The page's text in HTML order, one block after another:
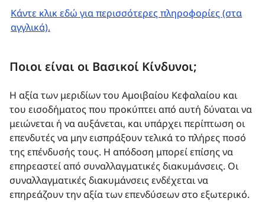
Κάντε κλικ εδώ για περισσότερες πληροφορίες (στα
αγγλικά).
Ποιοι είναι οι Βασικοί Κίνδυνοι;
Η αξία των μεριδίων του Αμοιβαίου Κεφαλαίου και
του εισοδήματος που προκύπτει από αυτή δύναται να
μειώνεται ή να αυξάνεται, και υπάρχει περίπτωση οι
επενδυτές να μην εισπράξουν τελικά το πλήρες ποσό
της επένδυσής τους. Η απόδοση μπορεί επίσης να
επηρεαστεί από συναλλαγματικές διακυμάνσεις. Οι
συναλλαγματικές διακυμάνσεις ενδέχεται να
επηρεάζουν την αξία των επενδύσεων στο εξωτερικό.